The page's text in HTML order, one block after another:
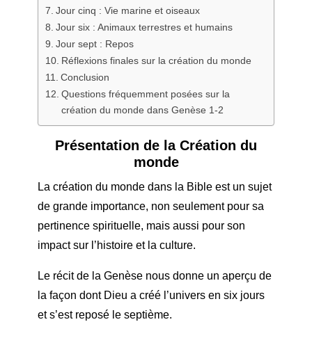
Jour cinq : Vie marine et oiseaux
Jour six : Animaux terrestres et humains
Jour sept : Repos
Réflexions finales sur la création du monde
Conclusion
Questions fréquemment posées sur la
création du monde dans Genèse 1-2
Présentation de la Création du
monde
La création du monde dans la Bible est un sujet
de grande importance, non seulement pour sa
pertinence spirituelle, mais aussi pour son
impact sur l’histoire et la culture.
Le récit de la Genèse nous donne un aperçu de
la façon dont Dieu a créé l’univers en six jours
et s’est reposé le septième.